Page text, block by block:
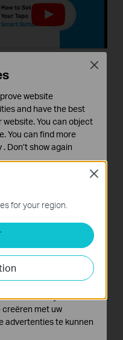
to Set Up Your
S200B &
for your region.
Close
website
and have the best
website. You can object
You can find more
. Don’t show again
de werking van de
mogelijkheid uw
en zo de
te passen en te
website worden
waar wij mee
creëren met uw
advertenties te kunnen
Close